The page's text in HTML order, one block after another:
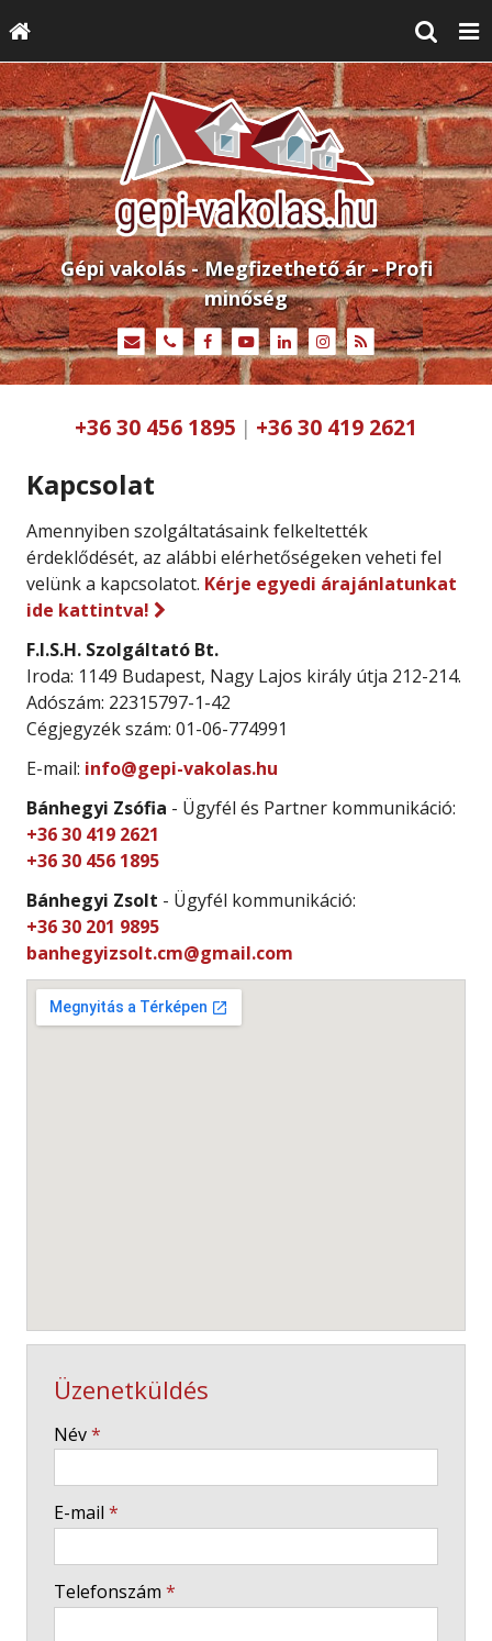
Gépi vakolás - Megfizethető ár - Profi
minőség
+36 30 456 1895 | +36 30 419 2621
Kapcsolat
Amennyiben szolgáltatásaink felkeltették
érdeklődését, az alábbi elérhetőségeken veheti fel
velünk a kapcsolatot. Kérje egyedi árajánlatunkat
ide kattintva!
F.I.S.H. Szolgáltató Bt.
Iroda: 1149 Budapest, Nagy Lajos király útja 212-214.
Adószám: 22315797-1-42
Cégjegyzék szám: 01-06-774991
E-mail: info@gepi-vakolas.hu
Bánhegyi Zsófia - Ügyfél és Partner kommunikáció:
+36 30 419 2621
+36 30 456 1895
Bánhegyi Zsolt - Ügyfél kommunikáció:
+36 30 201 9895
banhegyizsolt.cm@gmail.com
Üzenetküldés
-
Név*
E-mail *
Telefonszám *